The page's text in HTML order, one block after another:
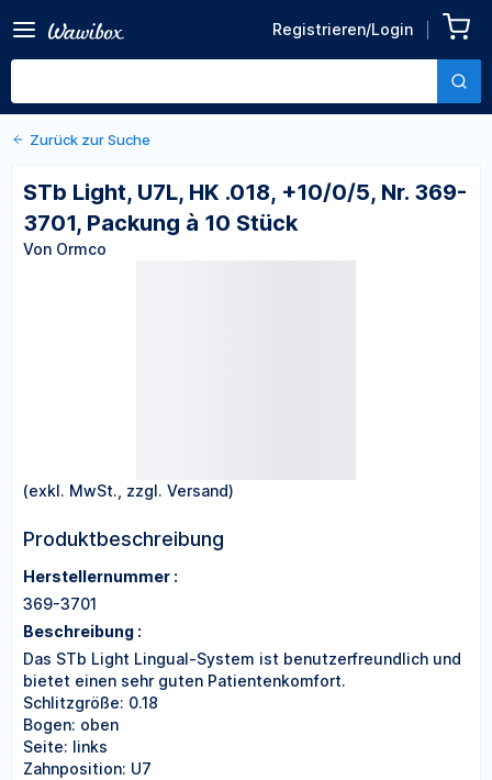
Registrieren/Login
+10/0/5, Nr. 369-3701,
Packung à 10 Stück
Von Ormco
Zurück zu den Produktdetails
Zurück zur Suche
STb Light, U7L, HK .018, +10/0/5, Nr. 369-
3701, Packung à 10 Stück
Von Ormco
(exkl. MwSt., zzgl. Versand)
Produktbeschreibung
Herstellernummer :
369-3701
Beschreibung :
Das STb Light Lingual-System ist benutzerfreundlich und
bietet einen sehr guten Patientenkomfort.
Schlitzgröße: 0.18
Bogen: oben
Seite: links
Zahnposition: U7